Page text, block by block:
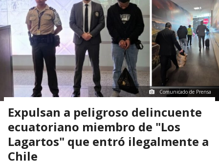
Comunicado de Prensa
Expulsan a peligroso delincuente
ecuatoriano miembro de "Los
Lagartos" que entró ilegalmente a
Chile